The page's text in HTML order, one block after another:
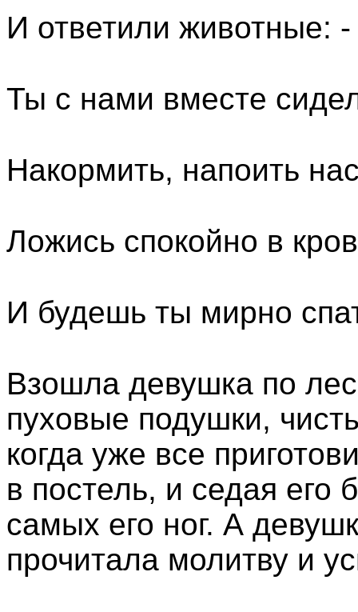
И ответили животные: -
Ты с нами вместе
Накормить, напоить
Ложись спокойно в
И будешь ты мирно
Взошла девушка по
пуховые подушки,
когда уже все
в постель, и седая его
самых его ног. А
прочитала молитву и